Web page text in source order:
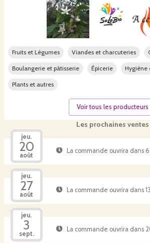
Les prochaines ventes
jeu.
20
août
La commande ouvrira dans
jeu.
27
août
La commande ouvrira dans
jeu.
3
sept.
La commande ouvrira dans
Fruits et Légumes Viandes et charcuteries
Boulangerie et pâtisserie Épicerie Hygiène
Plants et autres
Voir tous les producteurs